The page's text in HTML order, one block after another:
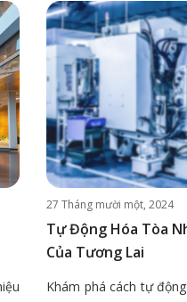
27 Tháng mười một, 2024
Tự Động Hóa Tòa
Của Tương Lai
Khám phá cách tự